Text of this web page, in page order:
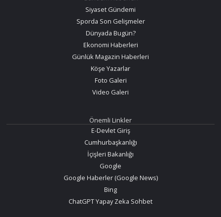
Siyaset Gündemi
Sporda Son Gelişmeler
Dünyada Bugün?
Ekonomi Haberleri
Günlük Magazin Haberleri
Köşe Yazarlar
Foto Galeri
Video Galeri
Önemli Linkler
E-Devlet Giriş
Cumhurbaşkanlığı
İçişleri Bakanlığı
Google
Google Haberler (Google News)
Bing
ChatGPT Yapay Zeka Sohbet